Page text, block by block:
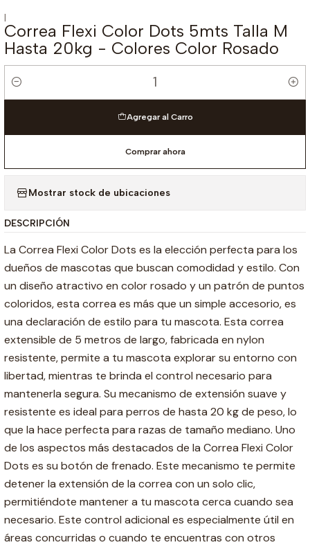
|
Correa Flexi Color Dots 5mts Talla M
Hasta 20kg - Colores Color Rosado
Cantidad
Agregar al Carro
Comprar ahora
Mostrar stock de ubicaciones
DESCRIPCIÓN
La Correa Flexi Color Dots es la elección perfecta para los
dueños de mascotas que buscan comodidad y estilo. Con
un diseño atractivo en color rosado y un patrón de puntos
coloridos, esta correa es más que un simple accesorio, es
una declaración de estilo para tu mascota. Esta correa
extensible de 5 metros de largo, fabricada en nylon
resistente, permite a tu mascota explorar su entorno con
libertad, mientras te brinda el control necesario para
mantenerla segura. Su mecanismo de extensión suave y
resistente es ideal para perros de hasta 20 kg de peso, lo
que la hace perfecta para razas de tamaño mediano. Uno
de los aspectos más destacados de la Correa Flexi Color
Dots es su botón de frenado. Este mecanismo te permite
detener la extensión de la correa con un solo clic,
permitiéndote mantener a tu mascota cerca cuando sea
necesario. Este control adicional es especialmente útil en
áreas concurridas o cuando te encuentras con otros